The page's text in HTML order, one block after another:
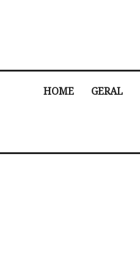
HOME GERAL